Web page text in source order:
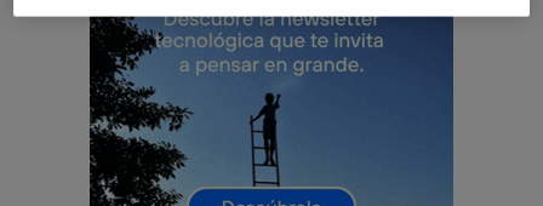
La tecnología Utiq está diseñada con la privacidad como
prioridad ofreciéndote elección y control.
La tecnología utiliza un identificador cifrado creado por tu
operadora de telefonía
, utilizando tu dirección IP y otra
información de la cuenta de cliente de
telecomunicaciones vinculada a la conexión que utilizas
(p. ej., número de teléfono móvil).